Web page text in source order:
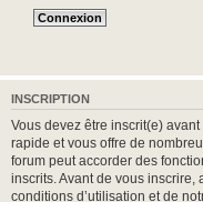
INSCRIPTION
Vous devez être inscrit(e)
rapide et vous offre de
forum peut accorder des
inscrits. Avant de vous inscrire,
conditions d’utilisation et de